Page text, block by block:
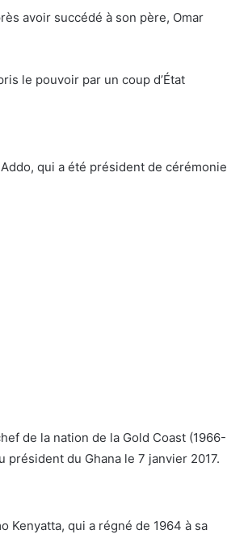
avoir succédé à son père, Omar
le pouvoir par un coup d’État
qui a été président de cérémonie
de la nation de la Gold Coast (1966-
président du Ghana le 7 janvier 2017.
Kenyatta, qui a régné de 1964 à sa